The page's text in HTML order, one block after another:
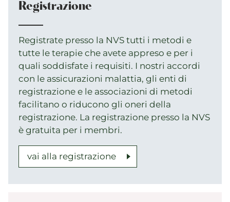
Registrazione
Registrate presso la NVS tutti i metodi e
tutte le terapie che avete appreso e per i
quali soddisfate i requisiti. I nostri accordi
con le assicurazioni malattia, gli enti di
registrazione e le associazioni di metodi
facilitano o riducono gli oneri della
registrazione. La registrazione presso la NVS
è gratuita per i membri.
vai alla registrazione